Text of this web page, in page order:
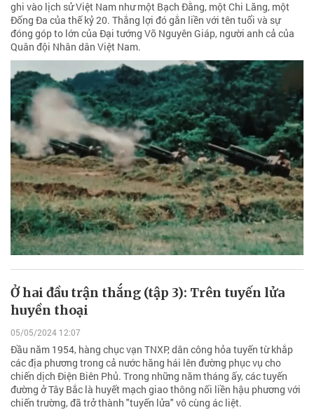
ghi vào lịch sử Việt Nam như một Bạch Đằng, một Chi Lăng, một
Đống Đa của thế kỷ 20. Thắng lợi đó gắn liền với tên tuổi và sự
đóng góp to lớn của Đại tướng Võ Nguyên Giáp, người anh cả của
Quân đội Nhân dân Việt Nam.
Ở hai đầu trận thắng (tập 3): Trên tuyến lửa
huyền thoại
05/05/2024 12:07
Đầu năm 1954, hàng chục vạn TNXP, dân công hỏa tuyến từ khắp
các địa phương trong cả nước hăng hái lên đường phục vụ cho
chiến dịch Điện Biên Phủ. Trong những năm tháng ấy, các tuyến
đường ở Tây Bắc là huyết mạch giao thông nối liền hậu phương với
chiến trường, đã trở thành "tuyến lửa" vô cùng ác liệt.